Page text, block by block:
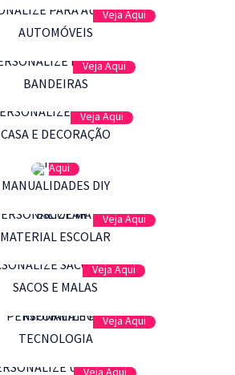
Veja Aqui
AUTOMÓVEIS
Veja Aqui
BANDEIRAS
Veja Aqui
CASA E DECORAÇÃO
Aqui
MANUALIDADES DIY
Veja Aqui
MATERIAL ESCOLAR
Veja Aqui
SACOS E MALAS
Veja Aqui
TECNOLOGIA
Veja Aqui